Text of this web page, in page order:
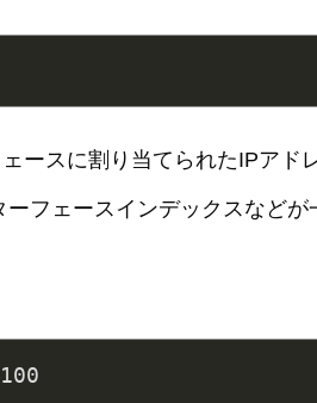
ースに割り当てられたIPアド
フェースインデックスなどが